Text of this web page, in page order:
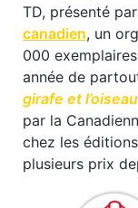
TD, présenté
canadien, un
000
année de
girafe et l’oiseau
par la
chez les
plusieurs prix